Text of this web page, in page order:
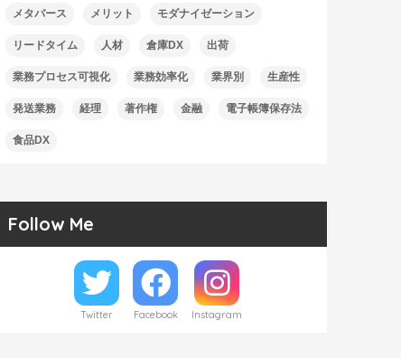
メタバース メリット モダナイゼーション
リードタイム 人材 倉庫DX 出荷
業務プロセス可視化 業務効率化 業界別 生産性
発送業務 経理 著作権 金融 電子帳簿保存法
食品DX
Follow Me
Twitter Facebook Instagram